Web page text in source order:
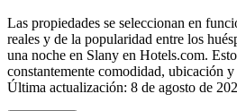
Las propiedades se seleccionan en
reales y de la popularidad entre los
una noche en Slany en Hotels.com.
constantemente comodidad, ubicación
Última actualización: 8 de agosto de